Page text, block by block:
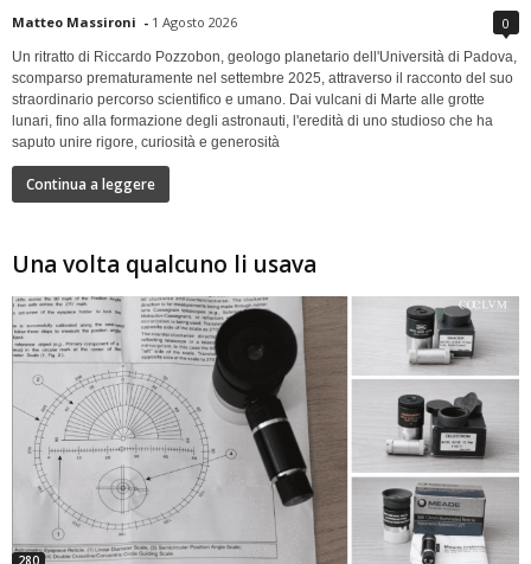
Matteo Massironi - 1 Agosto 2026 0
Un ritratto di Riccardo Pozzobon, geologo planetario dell'Università di Padova,
scomparso prematuramente nel settembre 2025, attraverso il racconto del suo
straordinario percorso scientifico e umano. Dai vulcani di Marte alle grotte
lunari, fino alla formazione degli astronauti, l'eredità di uno studioso che ha
saputo unire rigore, curiosità e generosità
Continua a leggere
Una volta qualcuno li usava